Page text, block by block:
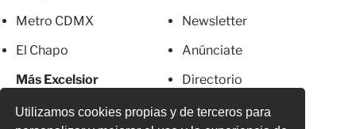
Utilizamos cookies propias y de terceros para
Metro CDMX
El Chapo
Más Excelsior
Mujeres
Newsletter
Anúnciate
Directorio
Suscripciones